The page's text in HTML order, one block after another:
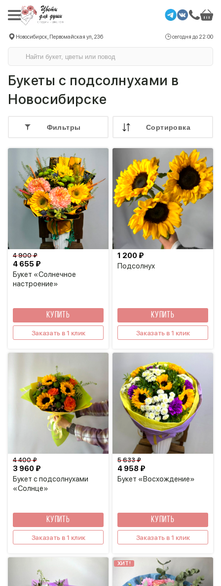
Новосибирск, Первомайская ул, 236 сегодня до 22:00
Букеты с подсолнухами в
Новосибирске
Фильтры Cортировка
Букет «Солнечное
настроение»
4 655 ₽
4 900 ₽
КУПИТЬ
Заказать в 1 клик
Подсолнух
1 200 ₽
КУПИТЬ
Заказать в 1 клик
Букет с подсолнухами
«Солнце»
3 960 ₽
4 400 ₽
КУПИТЬ
Заказать в 1 клик
Букет «Восхождение»
4 958 ₽
5 633 ₽
КУПИТЬ
Заказать в 1 клик
ХИТ!